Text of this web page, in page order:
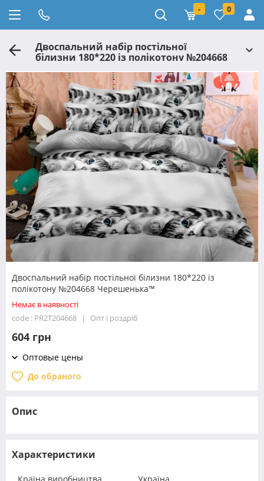
- 0
Двоспальний набір постільної
білизни 180*220 із полікотону №204668
Двоспальний набір постільної білизни 180*220 із
полікотону №204668 Черешенька™
Немає в наявності
code : PR2T204668
Опт і роздріб
604 грн
Оптовые цены
До обраного
Опис
Характеристики